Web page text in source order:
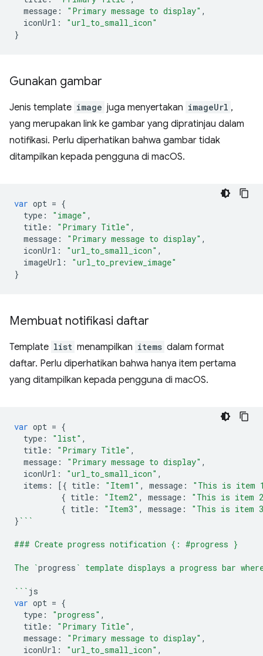
message : "Primary message to display" ,
iconUrl :
"url_to_small_icon"
}
Gunakan gambar
Jenis template image juga menyertakan imageUrl ,
yang merupakan link ke gambar yang dipratinjau dalam
notifikasi. Perlu diperhatikan bahwa gambar tidak
ditampilkan kepada pengguna di macOS.
var opt = {
type : "image" ,
title : "Primary Title" ,
message : "Primary message to display" ,
iconUrl : "url_to_small_icon" ,
imageUrl :
"url_to_preview_image"
}
Membuat notifikasi daftar
Template list menampilkan items dalam format
daftar. Perlu diperhatikan bahwa hanya item pertama
yang ditampilkan kepada pengguna di macOS.
var opt = {
type : "list" ,
title : "Primary Title" ,
message : "Primary message to display" ,
iconUrl : "url_to_small_icon" ,
items : [{ title : "Item1" , message :
"This is item
{ title : "Item2" , message :
"This is item
{ title : "Item3" , message :
"This is item
} ```
### Create progress notification {: #progress }
The `progress ` template displays a progress bar
``` js
var opt = {
type : "progress" ,
title : "Primary Title" ,
message : "Primary message to display" ,
iconUrl : "url_to_small_icon" ,